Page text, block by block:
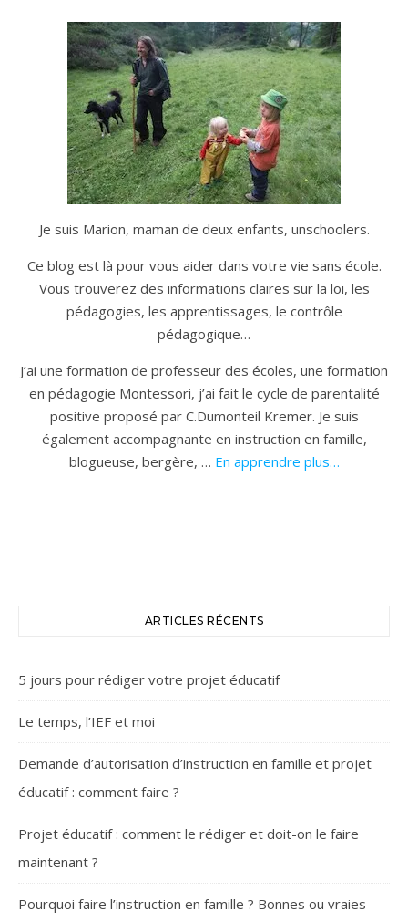
Je suis Marion, maman de deux enfants, unschoolers.
Ce blog est là pour vous aider dans votre vie sans école.
Vous trouverez des informations claires sur la loi, les
pédagogies, les apprentissages, le contrôle
pédagogique…
J’ai une formation de professeur des écoles, une formation
en pédagogie Montessori, j’ai fait le cycle de parentalité
positive proposé par C.Dumonteil Kremer. Je suis
également accompagnante en instruction en famille,
blogueuse, bergère, … En apprendre plus…
ARTICLES RÉCENTS
5 jours pour rédiger votre projet éducatif
Le temps, l’IEF et moi
Demande d’autorisation d’instruction en famille et projet
éducatif : comment faire ?
Projet éducatif : comment le rédiger et doit-on le faire
maintenant ?
Pourquoi faire l’instruction en famille ? Bonnes ou vraies